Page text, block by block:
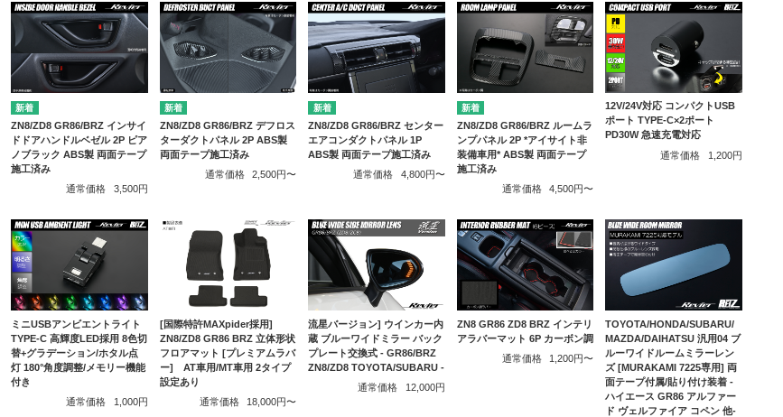
ZN8/ZD8 GR86/BRZ インサイ
ドドアハンドルベゼル 2P ピア
ノブラック ABS製 両面テープ
施工済み
通常価格
3,500円
ZN8/ZD8 GR86/BRZ デフロス
ターダクトパネル 2P ABS製
両面テープ施工済み
通常価格
2,500円〜
ZN8/ZD8 GR86/BRZ センター
エアコンダクトパネル 1P
ABS製 両面テープ施工済み
通常価格
4,800円〜
ZN8/ZD8 GR86/BRZ ルームラ
ンプパネル 2P *アイサイト非
装備車用* ABS製 両面テープ
施工済み
通常価格
4,500円〜
12V/24V対応 コンパクトUSB
ポート TYPE-C×2ポート
PD30W 急速充電対応
通常価格
1,200円
ミニUSBアンビエントライト
TYPE-C 高輝度LED採用 8色切
替+グラデーション/ホタル点
灯 180°角度調整/メモリー機能
付き
通常価格
1,000円
[国際特許MAXpider採用]
ZN8/ZD8 GR86 BRZ 立体形状
フロアマット [プレミアムラバ
ー] AT車用/MT車用 2タイプ
設定あり
通常価格
18,000円〜
流星バージョン] ウインカー内
蔵 ブルーワイドミラー バック
プレート交換式 - GR86/BRZ
ZN8/ZD8 TOYOTA/SUBARU -
通常価格
12,000円
ZN8 GR86 ZD8 BRZ インテリ
アラバーマット 6P カーボン調
通常価格
1,200円〜
TOYOTA/HONDA/SUBARU/
MAZDA/DAIHATSU 汎用04 ブ
ルーワイドルームミラーレン
ズ [MURAKAMI 7225専用] 両
面テープ付属/貼り付け装着 -
ハイエース GR86 アルファー
ド ヴェルファイア コペン 他-